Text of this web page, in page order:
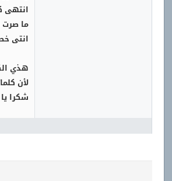
انتهى
ما صرت
انتى
هذي
لأن
شكرا